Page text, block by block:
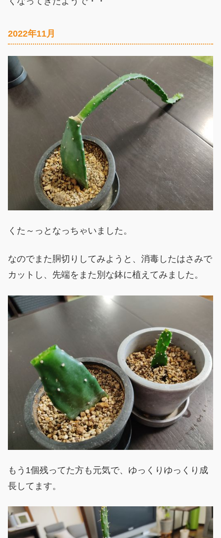
2022年11月
くた～っとなっちゃいました。
なのでまた胴切りしてみようと、消毒したはさみで
カットし、先端をまた別な鉢に植えてみました。
もう1個残ってた方も元気で、ゆっくりゆっくり成
長してます。